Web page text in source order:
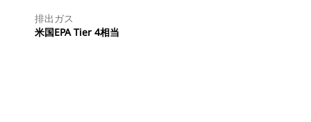
排出ガス
米国EPA Tier 4相当